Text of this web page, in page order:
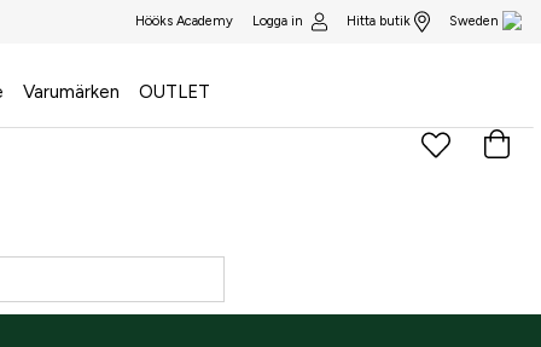
Hööks Academy Logga in Hitta butik Sweden
Varumärken OUTLET